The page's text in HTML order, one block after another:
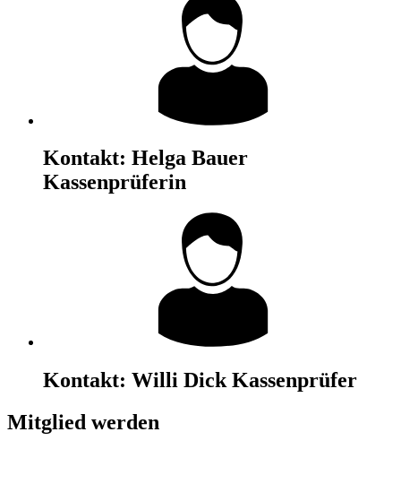
Kontakt: Helga Bauer
Kassenprüferin
Kontakt: Willi DickKassenprüfer
Mitglied werden